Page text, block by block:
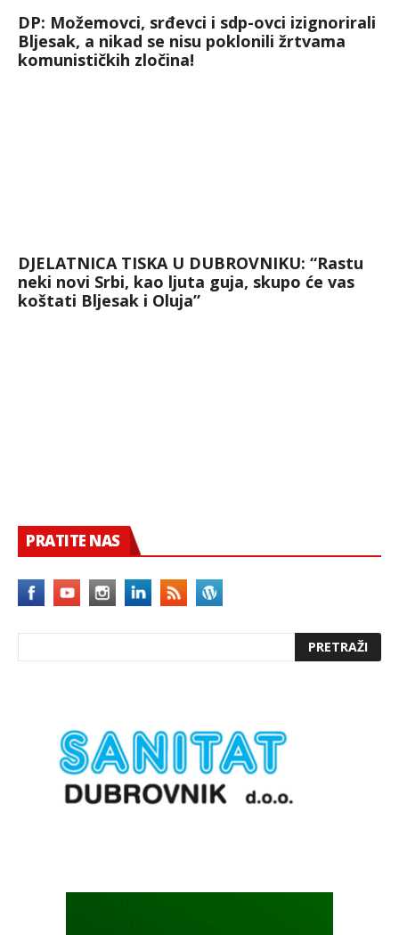
DP: Možemovci, srđevci i sdp-ovci izignorirali
Bljesak, a nikad se nisu poklonili žrtvama
komunističkih zločina!
DJELATNICA TISKA U DUBROVNIKU: “Rastu
neki novi Srbi, kao ljuta guja, skupo će vas
koštati Bljesak i Oluja”
PRATITE NAS